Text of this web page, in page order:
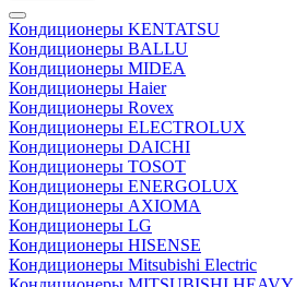
Кондиционеры KENTATSU
Кондиционеры BALLU
Кондиционеры MIDEA
Кондиционеры Haier
Кондиционеры Rovex
Кондиционеры ELECTROLUX
Кондиционеры DAICHI
Кондиционеры TOSOT
Кондиционеры ENERGOLUX
Кондиционеры AXIOMA
Кондиционеры LG
Кондиционеры HISENSE
Кондиционеры Mitsubishi Electric